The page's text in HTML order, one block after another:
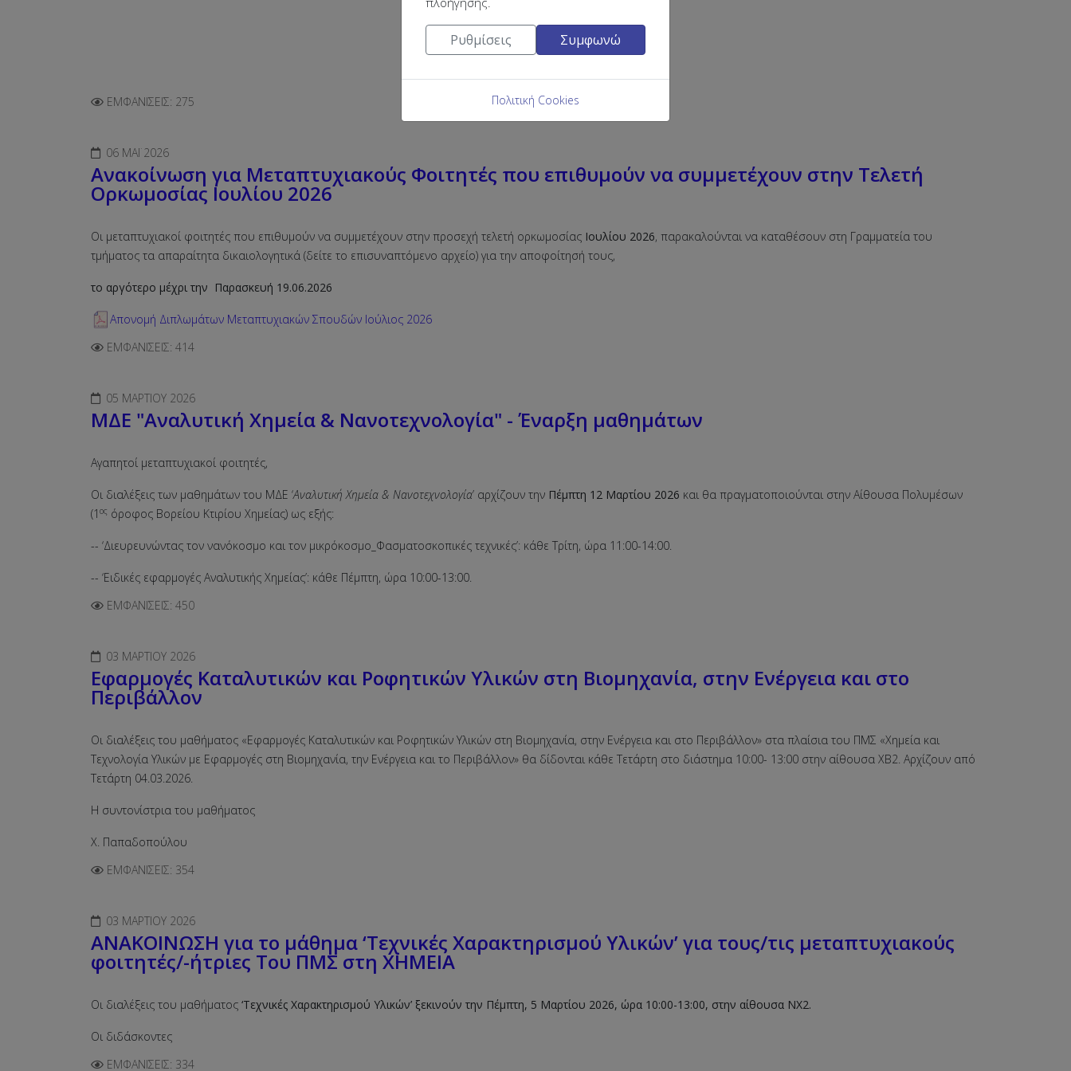
ΕΜΦΑΝΊΣΕΙΣ: 275
06 ΜΆΙ 2026
Ανακοίνωση για Μεταπτυχιακούς Φοιτητές που επιθυμούν να συμμετέχουν στην Τελετή
Ορκωμοσίας Ιουλίου 2026
Οι μεταπτυχιακοί φοιτητές που επιθυμούν να συμμετέχουν στην προσεχή τελετή ορκωμοσίας Ιουλίου 2026, παρακαλούνται να καταθέσουν στη Γραμματεία του
τμήματος τα απαραίτητα δικαιολογητικά (δείτε το επισυναπτόμενο αρχείο) για την αποφοίτησή τους,
το αργότερο μέχρι την Παρασκευή 19.06.2026
Απονομή Διπλωμάτων Μεταπτυχιακών Σπουδών Ιούλιος 2026
ΕΜΦΑΝΊΣΕΙΣ: 414
05 ΜΑΡΤΊΟΥ 2026
ΜΔΕ "Αναλυτική Χημεία & Νανοτεχνολογία" - Έναρξη μαθημάτων
Αγαπητοί μεταπτυχιακοί φοιτητές,
Οι διαλέξεις των μαθημάτων του ΜΔΕ ‘Αναλυτική Χημεία & Νανοτεχνολογία’ αρχίζουν την Πέμπτη 12 Μαρτίου 2026 και θα πραγματοποιούνται στην Αίθουσα Πολυμέσων
(1 ος όροφος Βορείου Κτιρίου Χημείας) ως εξής:
-- ‘Διευρευνώντας τον νανόκοσμο και τον μικρόκοσμο_Φασματοσκοπικές τεχνικές’: κάθε Τρίτη, ώρα 11:00-14:00.
-- ‘Ειδικές εφαρμογές Αναλυτικής Χημείας’: κάθε Πέμπτη, ώρα 10:00-13:00.
ΕΜΦΑΝΊΣΕΙΣ: 450
03 ΜΑΡΤΊΟΥ 2026
Εφαρμογές Καταλυτικών και Ροφητικών Υλικών στη Βιομηχανία, στην Ενέργεια και στο
Περιβάλλον
Οι διαλέξεις του μαθήματος «Εφαρμογές Καταλυτικών και Ροφητικών Υλικών στη Βιομηχανία, στην Ενέργεια και στο Περιβάλλον» στα πλαίσια του ΠΜΣ «Χημεία και
Τεχνολογία Υλικών με Εφαρμογές στη Βιομηχανία, την Ενέργεια και το Περιβάλλον» θα δίδονται κάθε Τετάρτη στο διάστημα 10:00- 13:00 στην αίθουσα ΧΒ2. Αρχίζουν από
Τετάρτη 04.03.2026.
Η συντονίστρια του μαθήματος
Χ. Παπαδοπούλου
ΕΜΦΑΝΊΣΕΙΣ: 354
03 ΜΑΡΤΊΟΥ 2026
ΑΝΑΚΟΙΝΩΣΗ για το μάθημα ‘Τεχνικές Χαρακτηρισμού Υλικών’ για τους/τις μεταπτυχιακούς
φοιτητές/-ήτριες Του ΠΜΣ στη ΧΗΜΕΙΑ
Οι διαλέξεις του μαθήματος ‘Τεχνικές Χαρακτηρισμού Υλικών’ ξεκινούν την Πέμπτη, 5 Μαρτίου 2026, ώρα 10:00-13:00, στην αίθουσα ΝΧ2.
Οι διδάσκοντες
ΕΜΦΑΝΊΣΕΙΣ: 334
Ρυθμίσεις Συμφωνώ
Πολιτική Cookies